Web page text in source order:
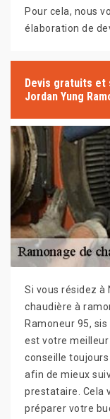
Pour cela, nous
élaboration de
Devis gratuits et
Jordan Yung
Si vous résidez à
chaudière à
Ramoneur 95,
est votre
conseille
afin de mieux
prestataire. Cela
préparer votre